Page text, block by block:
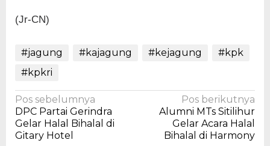
(Jr-CN)
#jagung #kajagung #kejagung
#kpk
#kpkri
Navigasi
pos
Pos sebelumnya
DPC Partai Gerindra
Gelar Halal Bihalal di
Gitary Hotel
Pos berikutnya
Alumni MTs Sitilihur
Gelar Acara Halal
Bihalal di Harmony